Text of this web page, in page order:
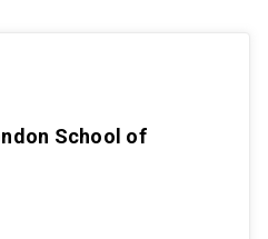
School of